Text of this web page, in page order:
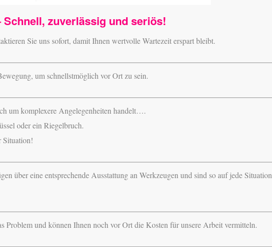
zuverlässig und seriös!
Sie uns sofort, damit Ihnen wertvolle Wartezeit erspart bleibt.
um schnellstmöglich vor Ort zu sein.
um komplexere Angelegenheiten handelt….
oder ein Riegelbruch.
Situation!
über eine entsprechende Ausstattung an Werkzeugen und sind so auf jede Situation
Problem und können Ihnen noch vor Ort die Kosten für unsere Arbeit vermitteln.